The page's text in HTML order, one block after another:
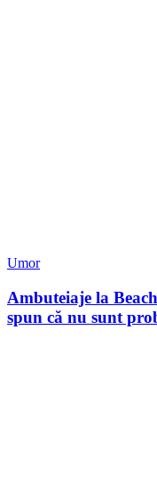
Umor
Ambuteiaje la
spun că nu sunt